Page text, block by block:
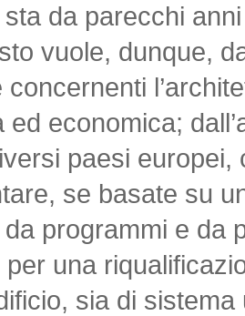
da parecchi
vuole, dunque,
concernenti
ed economica;
paesi
se basate su
programmi e da
una
sia di